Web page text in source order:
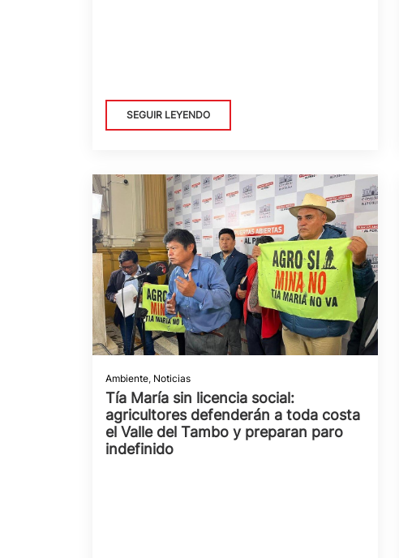
SEGUIR LEYENDO
Ambiente, Noticias
Tía María sin licencia social:
agricultores defenderán a toda costa
el Valle del Tambo y preparan paro
indefinido